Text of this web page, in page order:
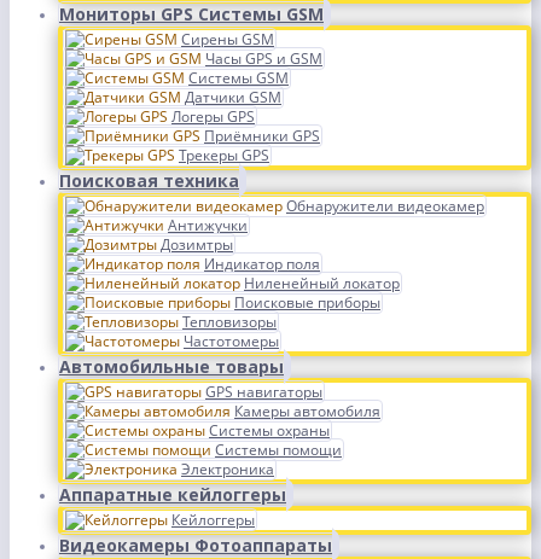
Мониторы GPS Системы GSM
Сирены GSM
Часы GPS и GSM
Системы GSM
Датчики GSM
Логеры GPS
Приёмники GPS
Трекеры GPS
Поисковая техника
Обнаружители видеокамер
Антижучки
Дозимтры
Индикатор поля
Ниленейный локатор
Поисковые приборы
Тепловизоры
Частотомеры
Автомобильные товары
GPS навигаторы
Камеры автомобиля
Системы охраны
Системы помощи
Электроника
Аппаратные кейлоггеры
Кейлоггеры
Видеокамеры Фотоаппараты